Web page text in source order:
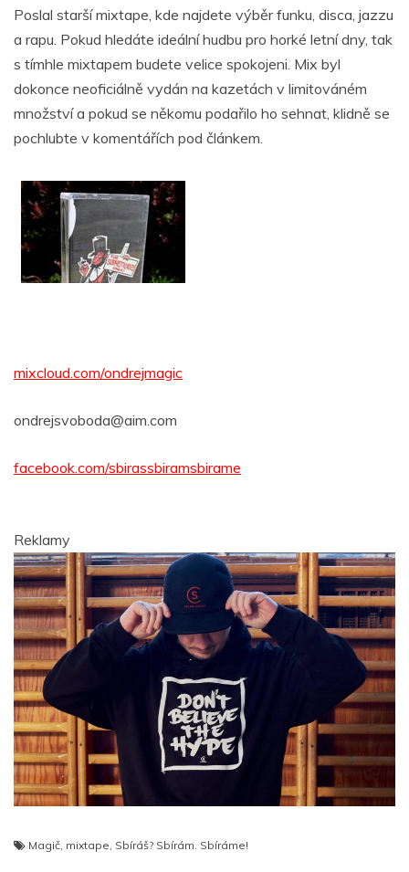
Poslal starší mixtape, kde najdete výběr funku, disca, jazzu
a rapu. Pokud hledáte ideální hudbu pro horké letní dny, tak
s tímhle mixtapem budete velice spokojeni. Mix byl
dokonce neoficiálně vydán na kazetách v limitováném
množství a pokud se někomu podařilo ho sehnat, klidně se
pochlubte v komentářích pod článkem.
mixcloud.com/ondrejmagic
ondrejsvoboda@aim.com
facebook.com/sbirassbiramsbirame
Reklamy
Magič, mixtape, Sbíráš? Sbírám. Sbíráme!